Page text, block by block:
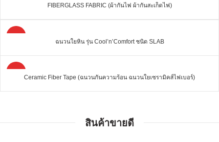
FIBERGLASS FABRIC (ผ้ากันไฟ ผ้ากันสะเก็ดไฟ)
ฉนวนใยหิน รุ่น Cool’n’Comfort ชนิด SLAB
Ceramic Fiber Tape (ฉนวนกันความร้อน ฉนวนใยเซรามิคส์ไฟเบอร์)
สินค้าขายดี